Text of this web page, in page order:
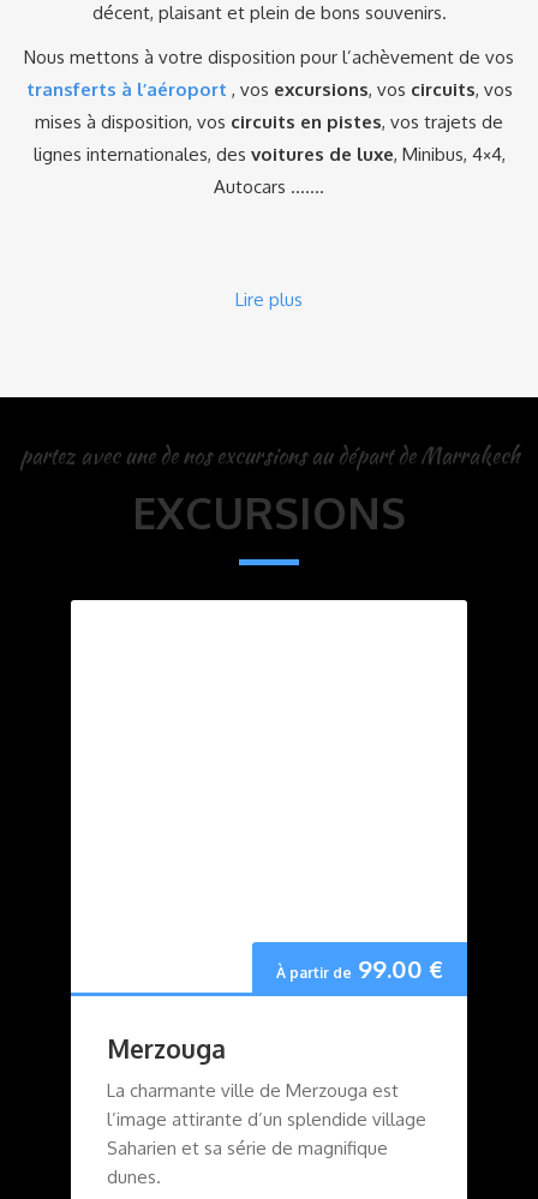
décent, plaisant et plein de bons souvenirs.
Nous mettons à votre disposition pour l’achèvement de vos
transferts à l’aéroport , vos excursions, vos circuits, vos
mises à disposition, vos circuits en pistes, vos trajets de
lignes internationales, des voitures de luxe, Minibus, 4×4,
Autocars …….
Lire plus
partez avec une de nos excursions au départ de Marrakech
EXCURSIONS
À partir de 99.00 €
Merzouga
La charmante ville de Merzouga est
l’image attirante d’un splendide village
Saharien et sa série de magnifique
dunes.